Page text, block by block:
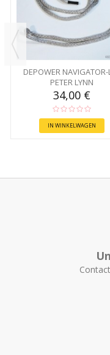
DEPOWER NAVIGATOR-
PETER LYNN
34,00 €
IN WINKELWAGEN